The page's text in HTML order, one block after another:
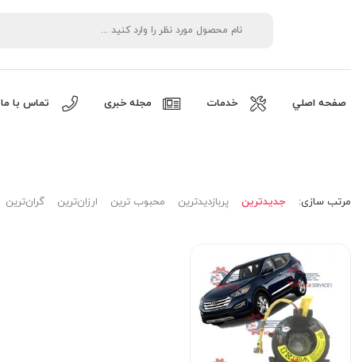
صفحه اصلي خدمات مجله خبری تماس با ما
مرتب‌ سازی: جدیدترین پربازدیدترین محبوب ترین ارزان‌ترین گران‌ترین